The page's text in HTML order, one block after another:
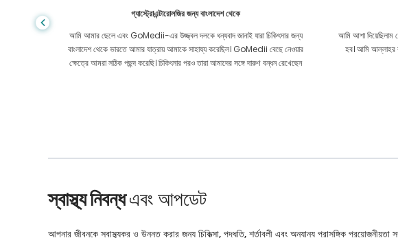
গ্যাস্ট্রোএন্টারোলজির জন্য বাংলাদেশ থেকে
আমি আমার ছেলে এবং GoMedii-এর উজ্জ্বল দলকে ধন্যবাদ জানাই যারা চিকিৎসার জন্য
বাংলাদেশ থেকে ভারতে আমার যাত্রায় আমাকে সাহায্য করেছিল। GoMedii বেছে নেওয়ার
ক্ষেত্রে আমরা সঠিক পছন্দ করেছি। চিকিৎসার পরও তারা আমাদের সঙ্গে দারুণ বন্ধন রেখেছেন
আমি আশা দিয়েছিলাম
হব। আমি আল্লাহর
স্বাস্থ্য নিবন্ধএবং আপডেট
আপনার জীবনকে স্বাস্থ্যকর ও উন্নত করার জন্য চিকিত্সা, পদ্ধতি, শর্তাবলী এবং অন্যান্য প্রাসঙ্গিক প্রয়োজনীয়তা